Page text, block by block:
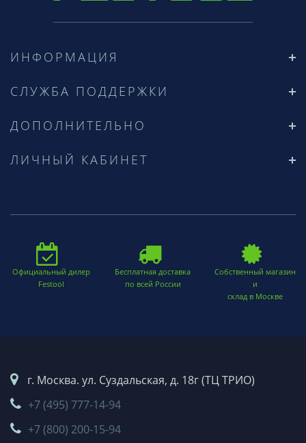
ИНФОРМАЦИЯ
СЛУЖБА ПОДДЕРЖКИ
ДОПОЛНИТЕЛЬНО
ЛИЧНЫЙ КАБИНЕТ
Официальный дилер
Festool
Бесплатная доставка
по всей России
Собственный магазин
и
склад в Москве
г. Москва. ул. Суздальская, д. 18г (ТЦ ТРИО)
+7 (495) 777-14-94
+7 (800) 200-15-94